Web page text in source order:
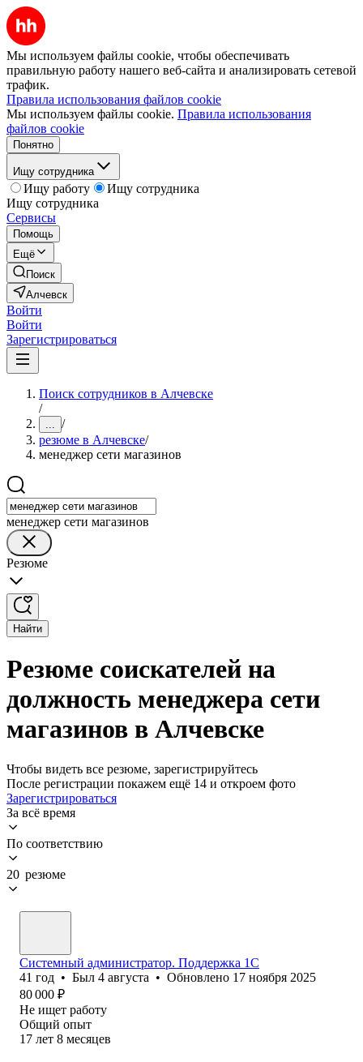
Мы используем файлы cookie, чтобы обеспечивать
правильную работу нашего веб-сайта и анализировать сетевой
трафик.
Правила использования файлов cookie
Мы используем файлы cookie. Правила использования
файлов cookie
Понятно
Ищу сотрудника
Ищу работу
Ищу сотрудника
Ищу сотрудника
Сервисы
Помощь
Ещё
Поиск
Алчевск
Войти
Войти
Зарегистрироваться
Поиск сотрудников в Алчевске
/
... /
резюме в Алчевске/
менеджер сети магазинов
менеджер сети магазинов
Резюме
Найти
Резюме соискателей на
должность менеджера сети
магазинов в Алчевске
Чтобы видеть все резюме, зарегистрируйтесь
После регистрации покажем ещё 14 и откроем фото
Зарегистрироваться
За всё время
По соответствию
20 резюме
Системный администратор. Поддержка 1С
41 год • Был 4 августа • Обновлено 17 ноября 2025
80 000 ₽
Не ищет работу
Общий опыт
17 лет 8 месяцев